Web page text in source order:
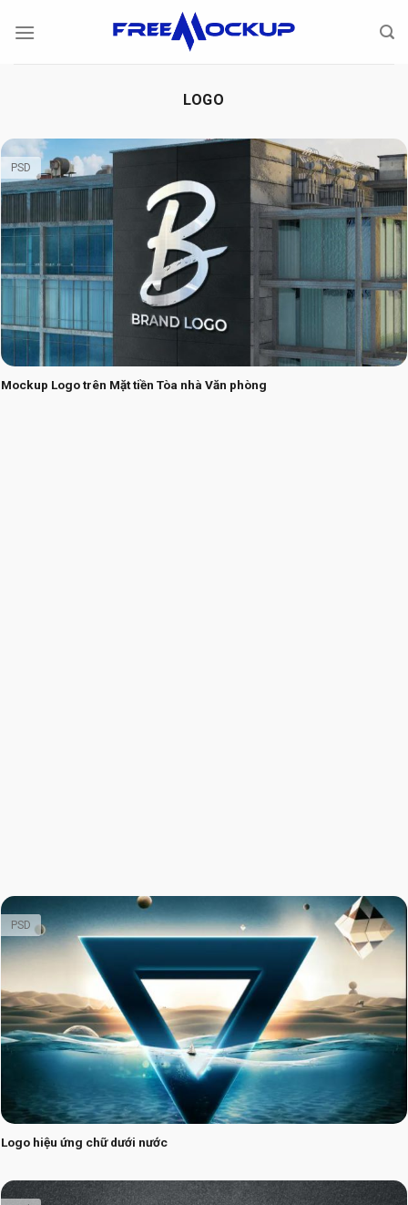
LOGO
Mockup Logo trên Mặt tiền Tòa nhà Văn phòng
PSD
Logo hiệu ứng chữ dưới nước
PSD